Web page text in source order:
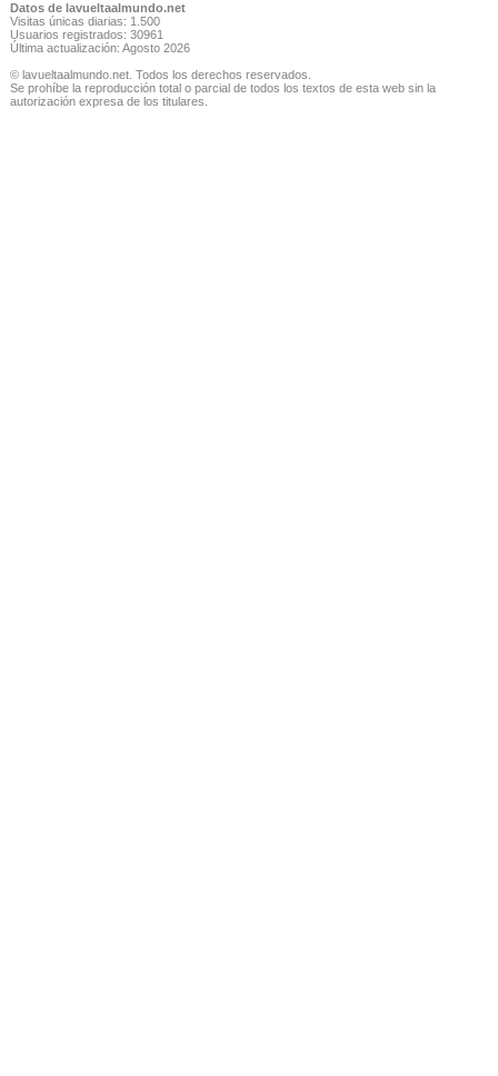
Datos de lavueltaalmundo.net
Visitas únicas diarias: 1.500
Usuarios registrados: 30961
Última actualización: Agosto 2026
© lavueltaalmundo.net. Todos los derechos reservados.
Se prohíbe la reproducción total o parcial de todos los textos de esta web sin la
autorización expresa de los titulares.